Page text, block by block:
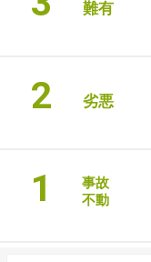
難有
2 劣悪
1
事故
不動